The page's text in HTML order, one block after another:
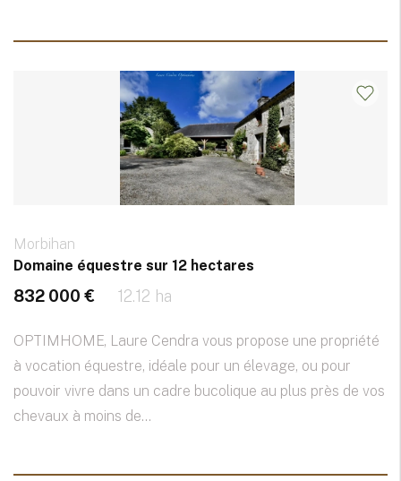
Morbihan
Domaine équestre sur 12 hectares
832 000 € 12.12 ha
OPTIMHOME, Laure Cendra vous propose une propriété
à vocation équestre, idéale pour un élevage, ou pour
pouvoir vivre dans un cadre bucolique au plus près de vos
chevaux à moins de...